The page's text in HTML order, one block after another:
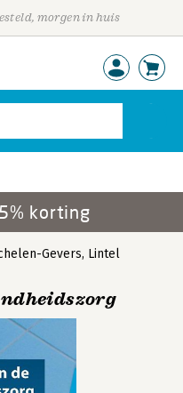
morgen in huis
korting
Gevers, Lintel